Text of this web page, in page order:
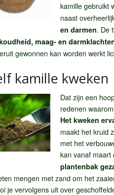
kamille gebruikt
naast
en darmen. De
maag- en
gewonnen kan worden werkt
kamille kweken
Dat zijn een
redenen
Het kweken
maakt het kruid
met het
kan vanaf maart
plantenbak
mengen met zand om het
je vervolgens uit over